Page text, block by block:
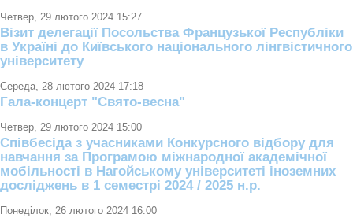
Четвер, 29 лютого 2024 15:27
Візит делегації Посольства Французької Республіки
в Україні до Київського національного лінгвістичного
університету
Середа, 28 лютого 2024 17:18
Гала-концерт "Свято-весна"
Четвер, 29 лютого 2024 15:00
Співбесіда з учасниками Конкурсного відбору для
навчання за Програмою міжнародної академічної
мобільності в Нагойському університеті іноземних
досліджень в 1 семестрі 2024 / 2025 н.р.
Понеділок, 26 лютого 2024 16:00